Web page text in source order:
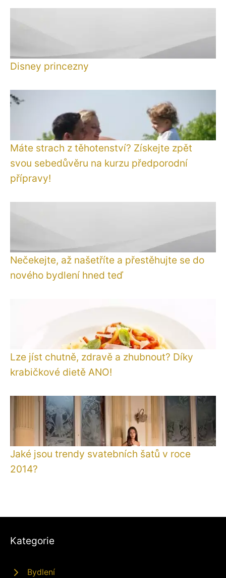
Disney princezny
Máte strach z těhotenství? Získejte zpět
svou sebedůvěru na kurzu předporodní
přípravy!
Nečekejte, až našetříte a přestěhujte se do
nového bydlení hned teď
Lze jíst chutně, zdravě a zhubnout? Díky
krabičkové dietě ANO!
Jaké jsou trendy svatebních šatů v roce
2014?
Kategorie
Bydlení